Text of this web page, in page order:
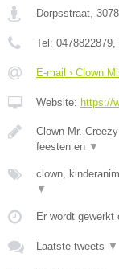
Dorpsstraat, 3078
Tel: 0478822879,
E-mail › Clown
Website: https://
Clown Mr.
feesten en ▼
clown,
▼
Er wordt gewerkt
Laatste tweets ▼